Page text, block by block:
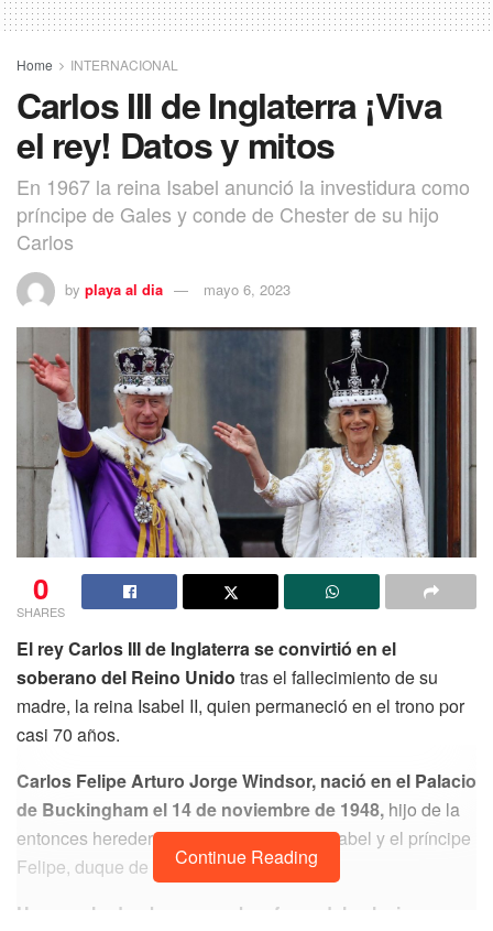
Home INTERNACIONAL
Carlos III de Inglaterra ¡Viva
el rey! Datos y mitos
En 1967 la reina Isabel anunció la investidura como
príncipe de Gales y conde de Chester de su hijo
Carlos
by playa al dia mayo 6, 2023
0
SHARES
El rey Carlos III de Inglaterra se convirtió en el
soberano del Reino Unido tras el fallecimiento de su
madre, la reina Isabel II, quien permaneció en el trono por
casi 70 años.
Carlos Felipe Arturo Jorge Windsor, nació en el Palacio
de Buckingham el 14 de noviembre de 1948, hijo de la
entonces heredera al trono, la princesa Isabel y el príncipe
Felipe, duque de Edimburgo.
Una muchedumbre esperaba afuera del palacio a que
Continue Reading